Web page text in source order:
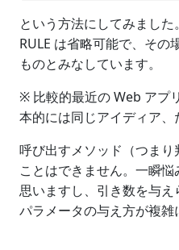
という方法にしてみまし
RULE は省略可能で、そ
ものとみなしています。
※ 比較的最近の Web アプ
本的には同じアイディア、
呼び出すメソッド（つま
ことはできません。一瞬
思いますし、引き数を与
パラメータの与え方が複雑